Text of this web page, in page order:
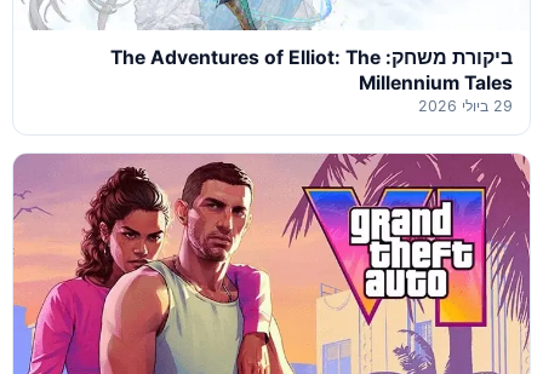
ביקורת משחק: The Adventures of Elliot: The
Millennium Tales
29 ביולי 2026